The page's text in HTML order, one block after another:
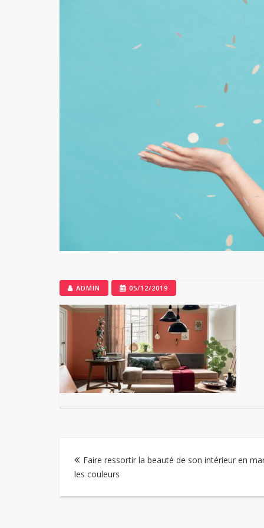
ADMIN 05/12/2019
Navigation
de
Faire ressortir la beauté de son intérieur en
les couleurs